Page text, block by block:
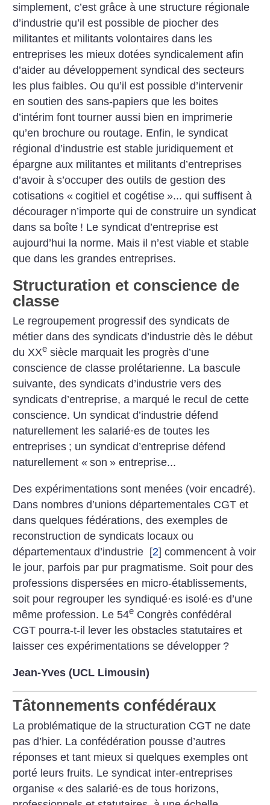
simplement, c’est grâce à une structure régionale
d’industrie qu’il est possible de piocher des
militantes et militants volontaires dans les
entreprises les mieux dotées syndicalement afin
d’aider au développement syndical des secteurs
les plus faibles. Ou qu’il est possible d’intervenir
en soutien des sans-papiers que les boites
d’intérim font tourner aussi bien en imprimerie
qu’en brochure ou routage. Enfin, le syndicat
régional d’industrie est stable juridiquement et
épargne aux militantes et militants d’entreprises
d’avoir à s’occuper des outils de gestion des
cotisations « cogitiel et cogétise »... qui suffisent à
décourager n’importe qui de construire un syndicat
dans sa boîte ! Le syndicat d’entreprise est
aujourd’hui la norme. Mais il n’est viable et stable
que dans les grandes entreprises.
Structuration et conscience de
classe
Le regroupement progressif des syndicats de
métier dans des syndicats d’industrie dès le début
du XXe siècle marquait les progrès d’une
conscience de classe prolétarienne. La bascule
suivante, des syndicats d’industrie vers des
syndicats d’entreprise, a marqué le recul de cette
conscience. Un syndicat d’industrie défend
naturellement les salarié·es de toutes les
entreprises ; un syndicat d’entreprise défend
naturellement « son » entreprise...
Des expérimentations sont menées (voir encadré).
Dans nombres d’unions départementales CGT et
dans quelques fédérations, des exemples de
reconstruction de syndicats locaux ou
départementaux d’industrie [2] commencent à voir
le jour, parfois par pur pragmatisme. Soit pour des
professions dispersées en micro-établissements,
soit pour regrouper les syndiqué­·es isolé·es d’une
même profession. Le 54e Congrès confédéral
CGT pourra-t-il lever les obstacles statutaires et
laisser ces expérimentations se développer ?
Jean-Yves (UCL Limousin)
Tâtonnements confédéraux
La problématique de la structuration CGT ne date
pas d’hier. La confédération pousse d’autres
réponses et tant mieux si quelques exemples ont
porté leurs fruits. Le syndicat inter-entreprises
organise « des salarié·es de tous horizons,